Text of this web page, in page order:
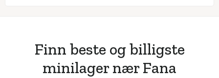
Finn beste og billigste
minilager nær Fana